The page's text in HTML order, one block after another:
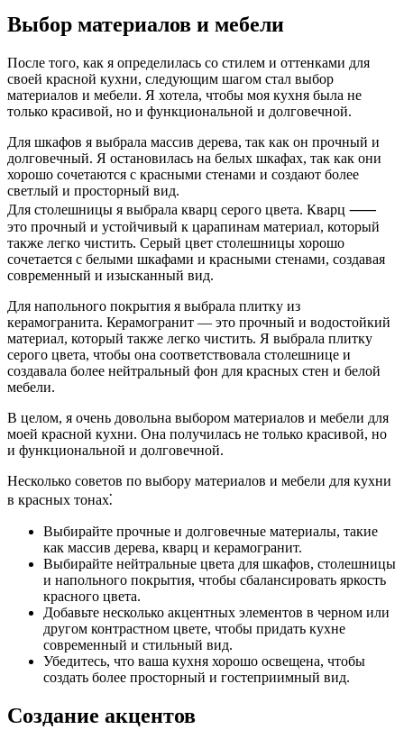
Выбор материалов и мебели
После того, как я определилась со стилем и оттенками для
своей красной кухни, следующим шагом стал выбор
материалов и мебели. Я хотела, чтобы моя кухня была не
только красивой, но и функциональной и долговечной.
Для шкафов я выбрала массив дерева, так как он прочный и
долговечный. Я остановилась на белых шкафах, так как они
хорошо сочетаются с красными стенами и создают более
светлый и просторный вид.
Для столешницы я выбрала кварц серого цвета. Кварц ⸺
это прочный и устойчивый к царапинам материал, который
также легко чистить. Серый цвет столешницы хорошо
сочетается с белыми шкафами и красными стенами, создавая
современный и изысканный вид.
Для напольного покрытия я выбрала плитку из
керамогранита. Керамогранит ― это прочный и водостойкий
материал, который также легко чистить. Я выбрала плитку
серого цвета, чтобы она соответствовала столешнице и
создавала более нейтральный фон для красных стен и белой
мебели.
В целом, я очень довольна выбором материалов и мебели для
моей красной кухни. Она получилась не только красивой, но
и функциональной и долговечной.
Несколько советов по выбору материалов и мебели для кухни
в красных тонах⁚
Выбирайте прочные и долговечные материалы, такие
как массив дерева, кварц и керамогранит.
Выбирайте нейтральные цвета для шкафов, столешницы
и напольного покрытия, чтобы сбалансировать яркость
красного цвета.
Добавьте несколько акцентных элементов в черном или
другом контрастном цвете, чтобы придать кухне
современный и стильный вид.
Убедитесь, что ваша кухня хорошо освещена, чтобы
создать более просторный и гостеприимный вид.
Создание акцентов